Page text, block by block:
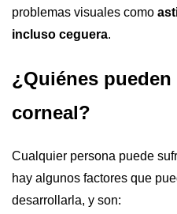
problemas visuales como
incluso ceguera.
¿Quiénes
corneal?
Cualquier persona puede
hay algunos factores que
desarrollarla, y son: